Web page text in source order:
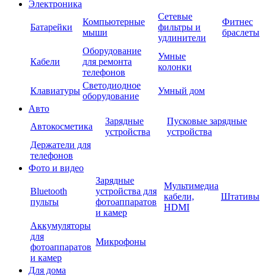
Электроника
Батарейки
Компьютерные
мыши
Сетевые
фильтры и
удлинители
Фитнес
браслеты
Кабели
Оборудование
для ремонта
телефонов
Умные
колонки
Клавиатуры
Светодиодное
оборудование
Умный дом
Авто
Автокосметика
Зарядные
устройства
Пусковые зарядные
устройства
Держатели для
телефонов
Фото и видео
Bluetooth
пульты
Зарядные
устройства для
фотоаппаратов
и камер
Мультимедиа
кабели,
HDMI
Штативы
Аккумуляторы
для
фотоаппаратов
и камер
Микрофоны
Для дома